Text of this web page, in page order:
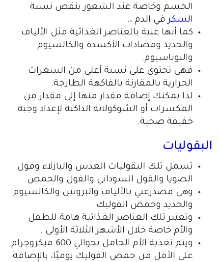
الجسم وخاصة عند الشعور بنقص نسبة
السكر في الدم ،.
كما أنها غنية بالعناصر الغذائية مثل الألياف
والحديد ومضادات الأكسدة والكالسيوم
والبوتاسيوم.
فهي تحتوي على نسبة أعلى من السعرات
الحرارية بالمقارنة بالفاكهة الطازجة.
لذا يمكنك إضافة مقدار منها إلى مقدار من
المكسرات أو الشوكولاتة الداكنة لإعداد وجبة
خفيفة صحية.
البقوليات
تشمل تلك البقوليات العدس والبازلاء وفول
الصويا والفول السوداني والفول والحمص.
وهي مصدرغني بالألياف والبروتين والكالسيوم
والحديد وحمض الفوليك
وتعتبر تلك العناصر الغذائية هامة للطفل
والأم خاصة خلال الأشهر الثلاثة الأولى .
ويتم تغذية الأم الحامل بحوالي 600 ميكروجرام
على الأقل من حمض الفوليك يوميًا، بالإضافة